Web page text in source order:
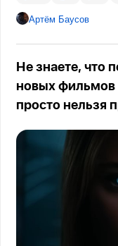
Артём Баусов
Не знаете, что
новых фильмов
просто нельзя